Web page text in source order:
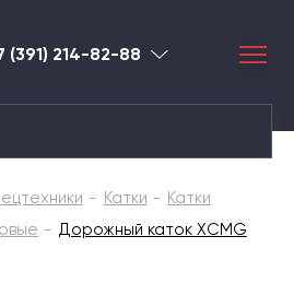
(391) 214-82-88 Красноярск
Катки
Катки
Дорожный каток XCMG